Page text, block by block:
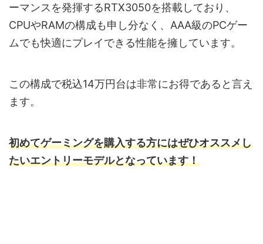
ーマンスを発揮するRTX3050を搭載しており、
CPUやRAMの構成も申し分なく、AAA級のPCゲー
ムでも快適にプレイできる性能を擁しています。
この構成で税込14万円台は非常にお得であると言え
ます。
初めてゲーミングを購入する方にはぜひオススメし
たいエントリーモデルとなっています！